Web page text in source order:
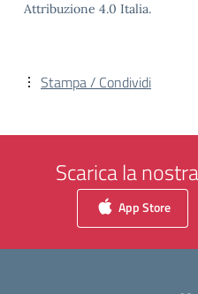
Attribuzione 4.0 Italia.
Stampa / Condividi
Scarica la
App Store